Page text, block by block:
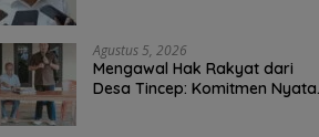
Malam Ini
Agustus 5, 2026
Mengawal Hak Rakyat dari
Desa Tincep: Komitmen Nyata